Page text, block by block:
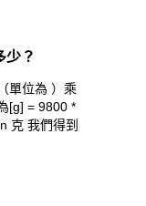
少？
單位為 ）乘
[g] = 9800 *
克 我們得到